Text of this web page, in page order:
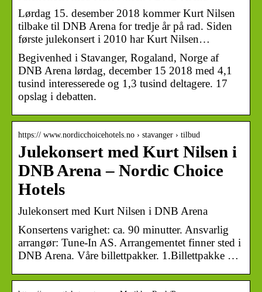
Lørdag 15. desember 2018 kommer Kurt Nilsen
tilbake til DNB Arena for tredje år på rad. Siden
første julekonsert i 2010 har Kurt Nilsen…
Begivenhed i Stavanger, Rogaland, Norge af
DNB Arena lørdag, december 15 2018 med 4,1
tusind interesserede og 1,3 tusind deltagere. 17
opslag i debatten.
https:// www.nordicchoicehotels.no › stavanger › tilbud
Julekonsert med Kurt Nilsen i
DNB Arena – Nordic Choice
Hotels
Julekonsert med Kurt Nilsen i DNB Arena
Konsertens varighet: ca. 90 minutter. Ansvarlig
arrangør: Tune-In AS. Arrangementet finner sted i
DNB Arena. Våre billettpakker. 1.Billettpakke …